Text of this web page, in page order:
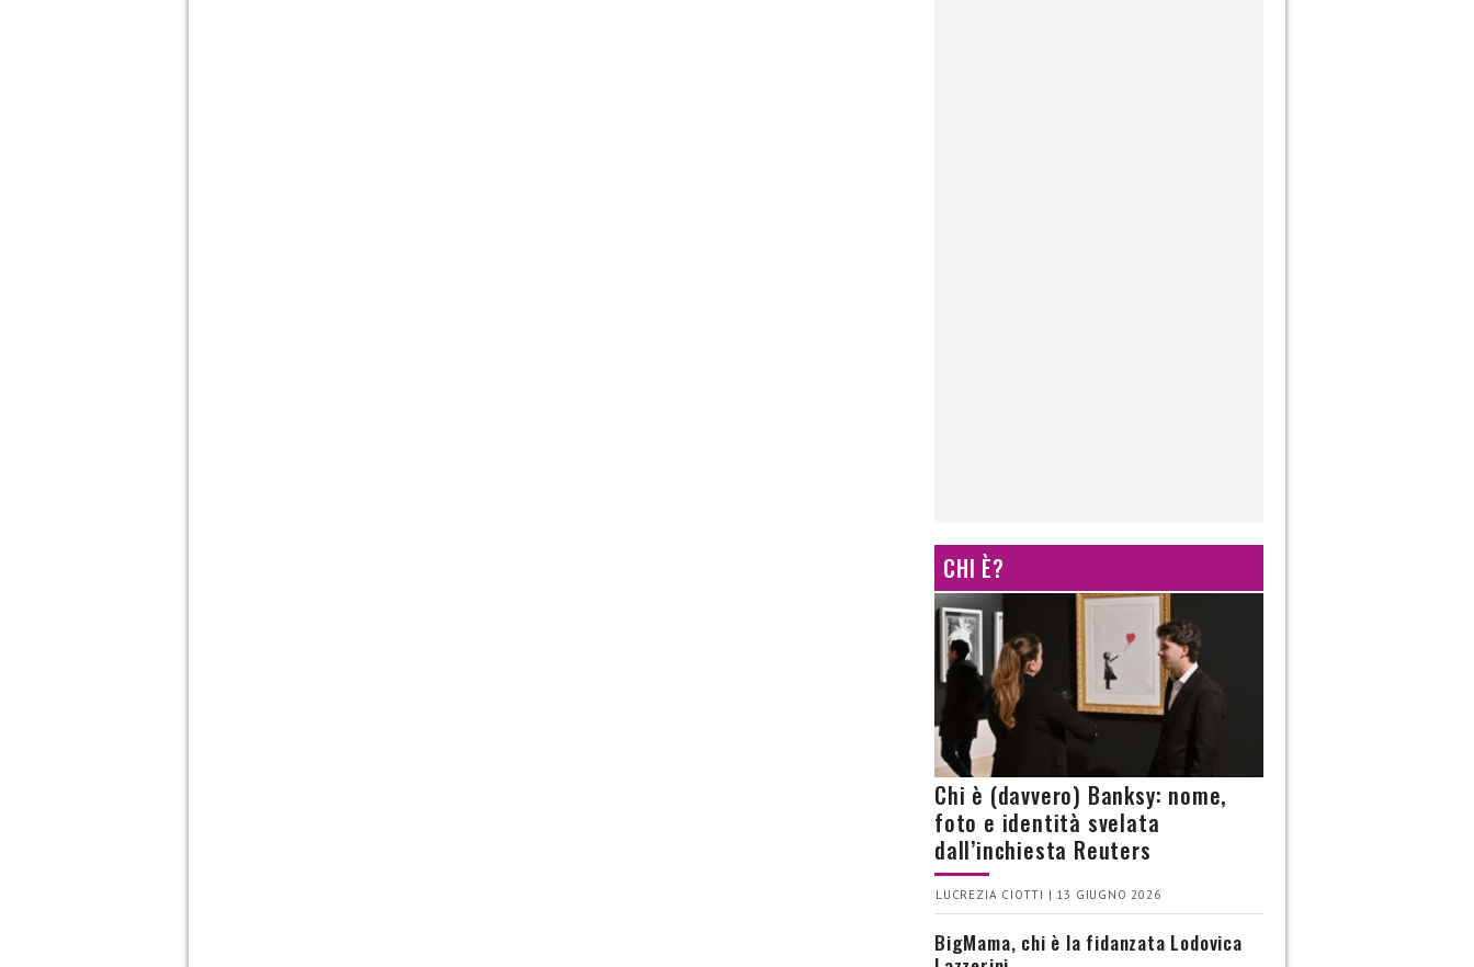
CHI È?
Chi è (davvero) Banksy: nome,
foto e identità svelata
dall’inchiesta Reuters
LUCREZIA CIOTTI | 13 GIUGNO 2026
BigMama, chi è la fidanzata Lodovica